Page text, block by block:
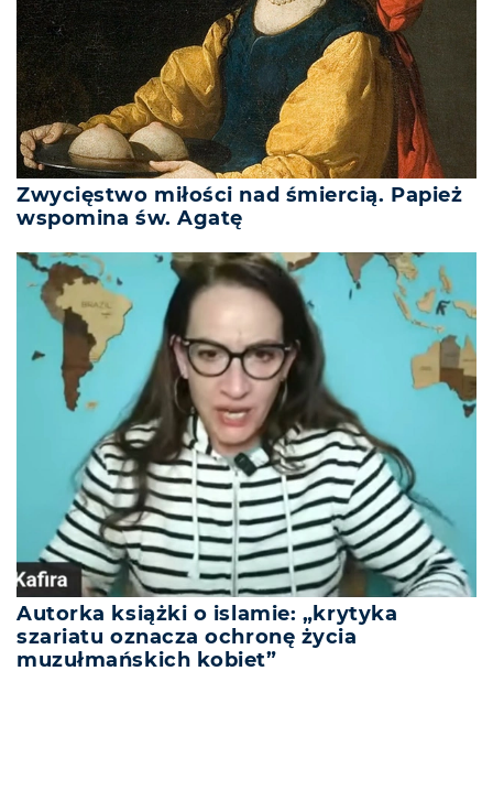
Zwycięstwo miłości nad śmiercią. Papież
wspomina św. Agatę
Autorka książki o islamie: „krytyka
szariatu oznacza ochronę życia
muzułmańskich kobiet”